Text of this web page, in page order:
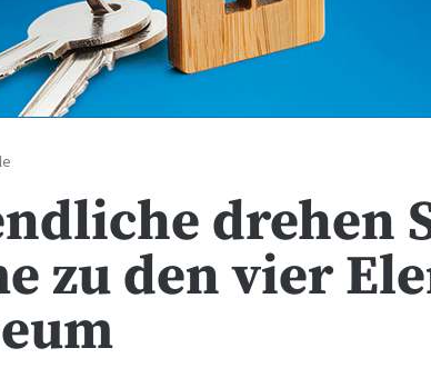
drehen
zu den vier